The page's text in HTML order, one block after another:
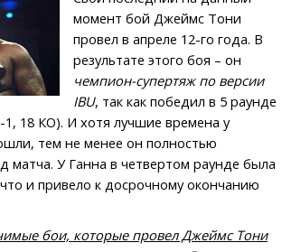
момент бой Джеймс Тони
провел в апреле 12-го года. В
результате этого боя – он
чемпион-супертяж по версии
IBU, так как победил в 5 раунде
18 КО). И хотя лучшие времена у
тем не менее он полностью
матча. У Ганна в четвертом раунде была
и привело к досрочному окончанию
бои, которые провел Джеймс Тони